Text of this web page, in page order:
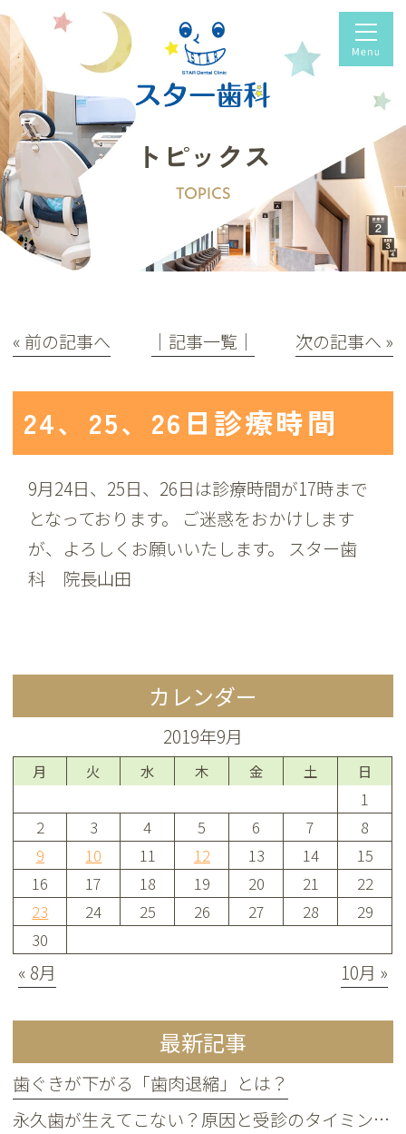
トピックス
TOPICS
« 前の記事へ │記事一覧│ 次の記事へ »
24、25、26日診療時間
9月24日、25日、26日は診療時間が17時まで
となっております。 ご迷惑をおかけします
が、よろしくお願いいたします。 スター歯
科 院長山田
カレンダー
2019年9月
月 火 水 木 金 土 日
1
2
3 4 5 6 7
8
9
10 11 12 13 14
15
16
17 18 19 20 21
22
23
24 25 26 27 28
29
30
« 8月 10月 »
最新記事
歯ぐきが下がる「歯肉退縮」とは？
永久歯が生えてこない？原因と受診のタイミングについて